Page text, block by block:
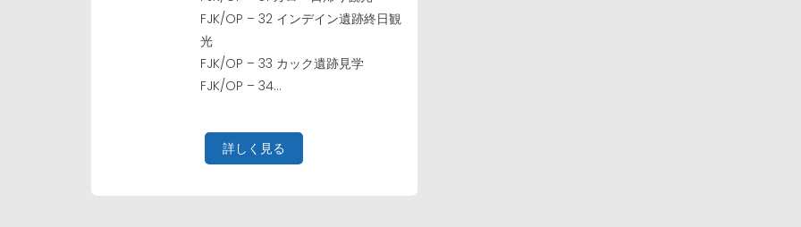
FJK/OP – 32 インデイン遺跡終日観
光
FJK/OP – 33 カック遺跡見学
FJK/OP – 34...
詳しく見る